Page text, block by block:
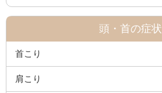
頭・首の症状
首こり
肩こり